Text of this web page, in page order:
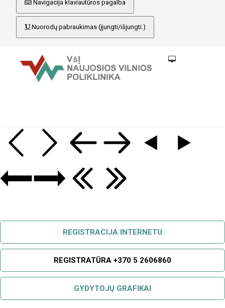
Navigacija klaviautūros pagalba
Nuorodų pabraukimas (įjungti/išjungti.)
REGISTRACIJA INTERNETU
REGISTRATŪRA +370 5 2606860
GYDYTOJŲ GRAFIKAI